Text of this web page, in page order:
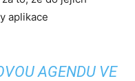
aplikace
AGENDU VE